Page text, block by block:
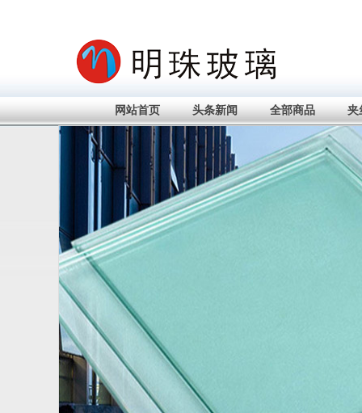
网站首页 头条新闻 全部商品 夹